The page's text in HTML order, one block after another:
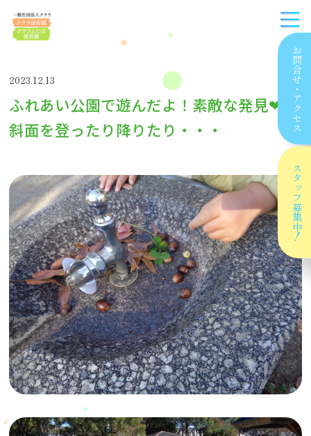
お問合せ
・
アクセス
スタッフ
募集中！
2023.12.13
ふれあい公園で遊んだよ！素敵な発見❤
斜面を登ったり降りたり・・・